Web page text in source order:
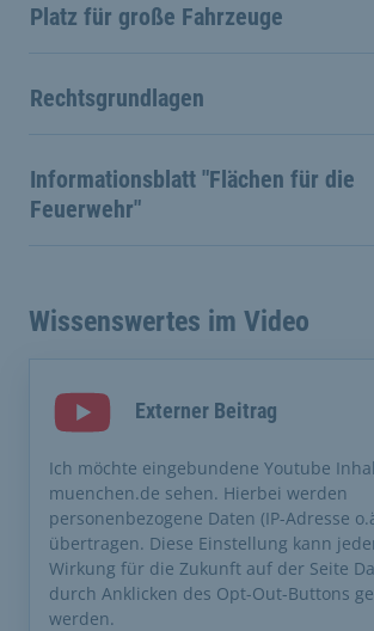
Platz für große Fahrzeuge
Rechtsgrundlagen
Informationsblatt "Flächen für die
Feuerwehr"
Wissenswertes im Video
Externer Beitrag
Ich möchte eingebundene Youtube
muenchen.de sehen. Hierbei werden
personenbezogene Daten (IP-Adresse
übertragen. Diese Einstellung kann
Wirkung für die Zukunft auf der Seite
durch Anklicken des Opt-Out-Buttons
werden.